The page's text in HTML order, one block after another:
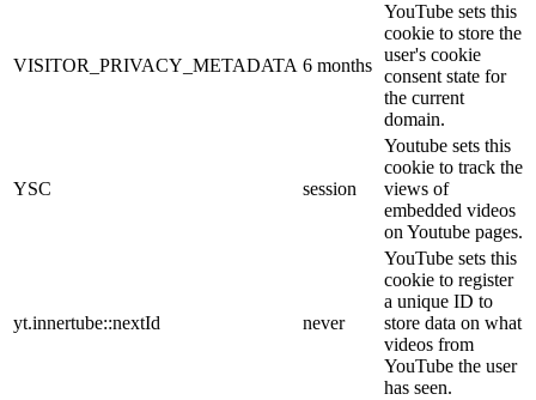
VISITOR_PRIVACY_METADATA 6 months
YouTube sets this
cookie to store the
user's cookie
consent state for
the current
domain.
YSC session
Youtube sets this
cookie to track the
views of
embedded videos
on Youtube pages.
yt.innertube::nextId never
YouTube sets this
cookie to register
a unique ID to
store data on what
videos from
YouTube the user
has seen.